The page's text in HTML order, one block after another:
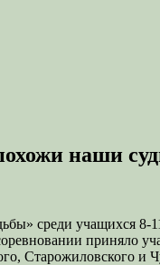
наши
среди учащихся 8-
приняло
Старожиловского и